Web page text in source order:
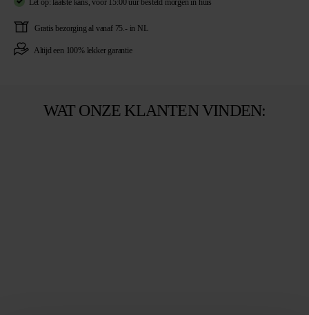
zon weer doorbreekt.
Let op: laatste kans,voor 15:00 uur besteld morgen in huis
Gratis bezorging al vanaf 75.- in NL
Altijd een 100% lekker garantie
WAT ONZE KLANTEN VINDEN: